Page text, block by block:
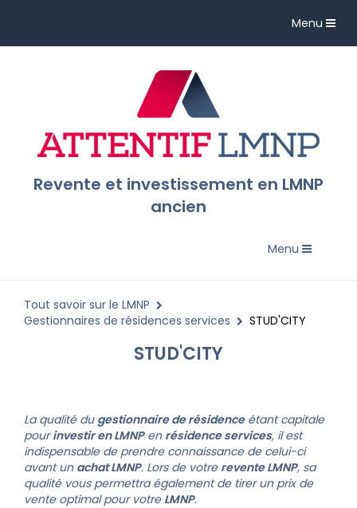
Toggle
Menu
Revente et investissement en LMNP
ancien
Toggle
Menu
Tout savoir sur le LMNP
Gestionnaires de résidences services
STUD'CITY
STUD'CITY
La qualité du gestionnaire de résidenceétant capitale
pourinvestir en LMNPen résidence services, il est
indispensable de prendre connaissance de celui-ci
avant un achat LMNP. Lors de votre revente LMNP, sa
qualité vous permettra également de tirer un prix de
vente optimal pour votre LMNP.